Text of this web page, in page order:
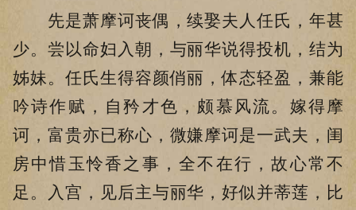
先是萧摩诃丧偶，续娶夫人任氏，年甚
少。尝以命妇入朝，与丽华说得投机，结为
姊妹。任氏生得容颜俏丽，体态轻盈，兼能
吟诗作赋，自矜才色，颇慕风流。嫁得摩
诃，富贵亦已称心，微嫌摩诃是一武夫，闺
房中惜玉怜香之事，全不在行，故心常不
足。入宫，见后主与丽华，好似并蒂莲，比